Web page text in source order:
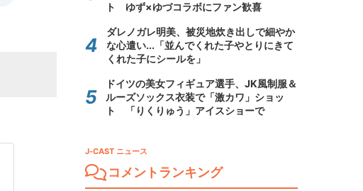
ト ゆず×ゆづコラボにファン歓喜
ダレノガレ明美、被災地炊き出しで細やか
な心遣い...「並んでくれた子やとりにきて
くれた子にシールを」
ドイツの美女フィギュア選手、JK風制服＆
ルーズソックス衣装で「激カワ」ショッ
ト 「りくりゅう」アイスショーで
J-CAST ニュース
コメントランキング